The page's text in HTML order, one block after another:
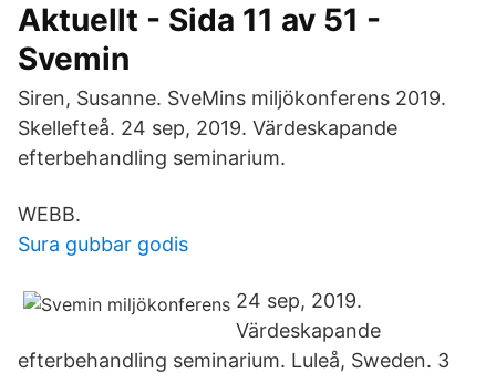
Aktuellt - Sida 11 av 51 -
Svemin
Siren, Susanne. SveMins miljökonferens 2019.
Skellefteå. 24 sep, 2019. Värdeskapande
efterbehandling seminarium.
WEBB.
Sura gubbar godis
24 sep, 2019.
Värdeskapande
efterbehandling seminarium. Luleå, Sweden. 3